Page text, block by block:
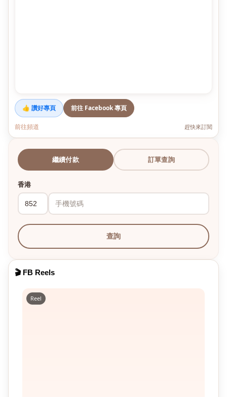
👍 讚好專頁 前往 Facebook 專頁
前往頻道 趕快來訂閱
繼續付款 訂單查詢
香港
查詢
🎬 FB Reels
Reel